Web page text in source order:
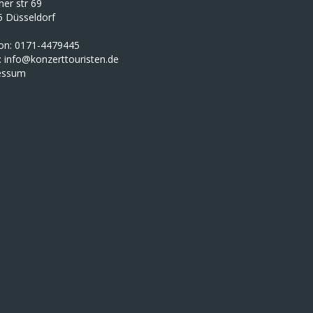
str 69
Düsseldorf
0171-4479445
info@konzerttouristen.de